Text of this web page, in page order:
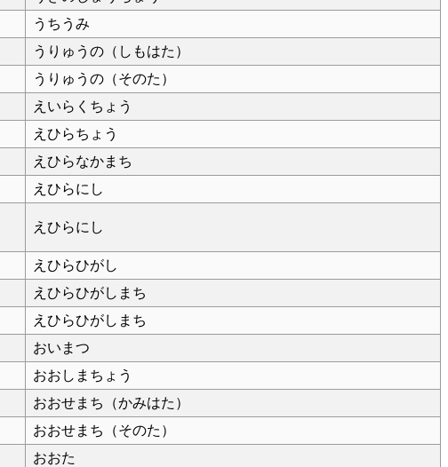
うちうみ
うりゅうの（しもはた）
うりゅうの（そのた）
えいらくちょう
えひらちょう
えひらなかまち
えひらにし
えひらにし
えひらひがし
えひらひがしまち
えひらひがしまち
おいまつ
おおしまちょう
おおせまち（かみはた）
おおせまち（そのた）
おおた